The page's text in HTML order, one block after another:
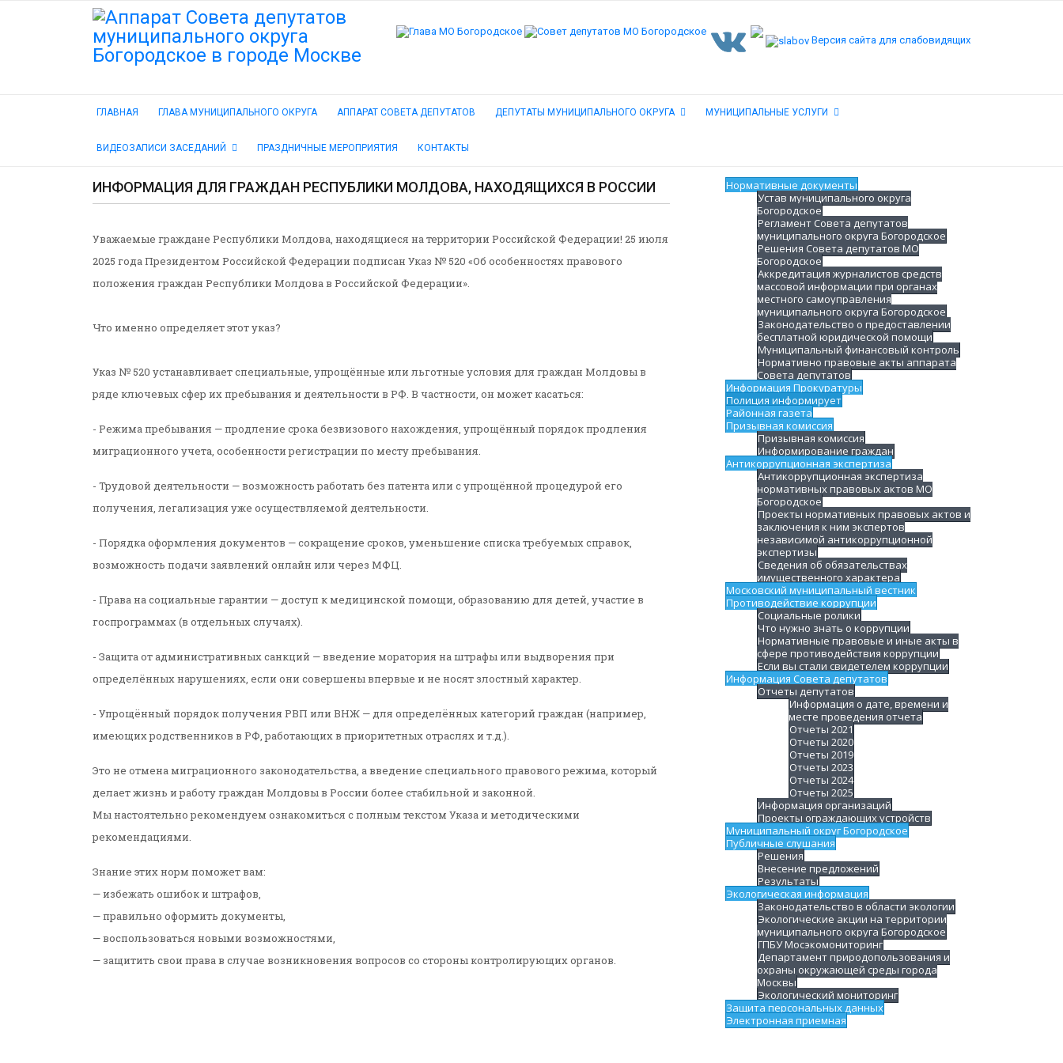
Версия сайта для слабовидящих
ГЛАВНАЯ ГЛАВА МУНИЦИПАЛЬНОГО ОКРУГА АППАРАТ СОВЕТА ДЕПУТАТОВ ДЕПУТАТЫ МУНИЦИПАЛЬНОГО ОКРУГА МУНИЦИПАЛЬНЫЕ УСЛУГИ
ВИДЕОЗАПИСИ ЗАСЕДАНИЙ ПРАЗДНИЧНЫЕ МЕРОПРИЯТИЯ КОНТАКТЫ
ИНФОРМАЦИЯ ДЛЯ ГРАЖДАН РЕСПУБЛИКИ МОЛДОВА, НАХОДЯЩИХСЯ В РОССИИ
Уважаемые граждане Республики Молдова, находящиеся на территории Российской Федерации! 25 июля
2025 года Президентом Российской Федерации подписан Указ № 520 «Об особенностях правового
положения граждан Республики Молдова в Российской Федерации».
Что именно определяет этот указ?
Указ № 520 устанавливает специальные, упрощённые или льготные условия для граждан Молдовы в
ряде ключевых сфер их пребывания и деятельности в РФ. В частности, он может касаться:
- Режима пребывания — продление срока безвизового нахождения, упрощённый порядок продления
миграционного учета, особенности регистрации по месту пребывания.
- Трудовой деятельности — возможность работать без патента или с упрощённой процедурой его
получения, легализация уже осуществляемой деятельности.
- Порядка оформления документов — сокращение сроков, уменьшение списка требуемых справок,
возможность подачи заявлений онлайн или через МФЦ.
- Права на социальные гарантии — доступ к медицинской помощи, образованию для детей, участие в
госпрограммах (в отдельных случаях).
- Защита от административных санкций — введение моратория на штрафы или выдворения при
определённых нарушениях, если они совершены впервые и не носят злостный характер.
- Упрощённый порядок получения РВП или ВНЖ — для определённых категорий граждан (например,
имеющих родственников в РФ, работающих в приоритетных отраслях и т.д.).
️Это не отмена миграционного законодательства, а введение специального правового режима, который
делает жизнь и работу граждан Молдовы в России более стабильной и законной.
Мы настоятельно рекомендуем ознакомиться с полным текстом Указа и методическими
рекомендациями.
Знание этих норм поможет вам:
— избежать ошибок и штрафов,
— правильно оформить документы,
— воспользоваться новыми возможностями,
— защитить свои права в случае возникновения вопросов со стороны контролирующих органов.
Нормативные документы
Устав муниципального округа
Богородское
Регламент Совета депутатов
муниципального округа Богородское
Решения Совета депутатов МО
Богородское
Аккредитация журналистов средств
массовой информации при органах
местного самоуправления
муниципального округа Богородское
Законодательство о предоставлении
бесплатной юридической помощи
Муниципальный финансовый контроль
Нормативно правовые акты аппарата
Совета депутатов
Информация Прокуратуры
Полиция информирует
Районная газета
Призывная комиссия
Призывная комиссия
Информирование граждан
Антикоррупционная экспертиза
Антикоррупционная экспертиза
нормативных правовых актов МО
Богородское
Проекты нормативных правовых актов и
заключения к ним экспертов
независимой антикоррупционной
экспертизы
Сведения об обязательствах
имущественного характера
Московский муниципальный вестник
Противодействие коррупции
Социальные ролики
Что нужно знать о коррупции
Нормативные правовые и иные акты в
сфере противодействия коррупции
Если вы стали свидетелем коррупции
Информация Совета депутатов
Отчеты депутатов
Информация о дате, времени и
месте проведения отчета
Отчеты 2021
Отчеты 2020
Отчеты 2019
Отчеты 2023
Отчеты 2024
Отчеты 2025
Информация организаций
Проекты ограждающих устройств
Муниципальный округ Богородское
Публичные слушания
Решения
Внесение предложений
Результаты
Экологическая информация
Законодательство в области экологии
Экологические акции на территории
муниципального округа Богородское
ГПБУ Мосэкомониторинг
Департамент природопользования и
охраны окружающей среды города
Москвы
Экологический мониторинг
Защита персональных данных
Электронная приемная